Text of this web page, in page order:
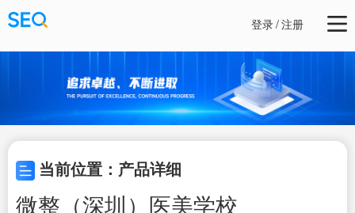
登录/注册
当前位置：产品详细
微整（深圳）医美学校